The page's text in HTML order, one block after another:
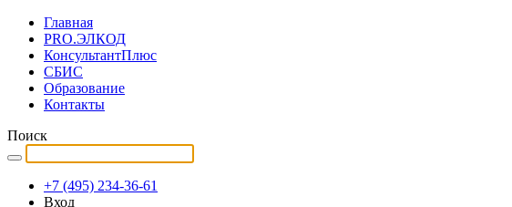
Главная
PRO.ЭЛКОД
КонсультантПлюс
СБИС
Образование
Контакты
Поиск
+7 (495) 234-36-61
Вход